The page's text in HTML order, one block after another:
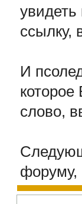
ссылку,
И
слово,
форуму,